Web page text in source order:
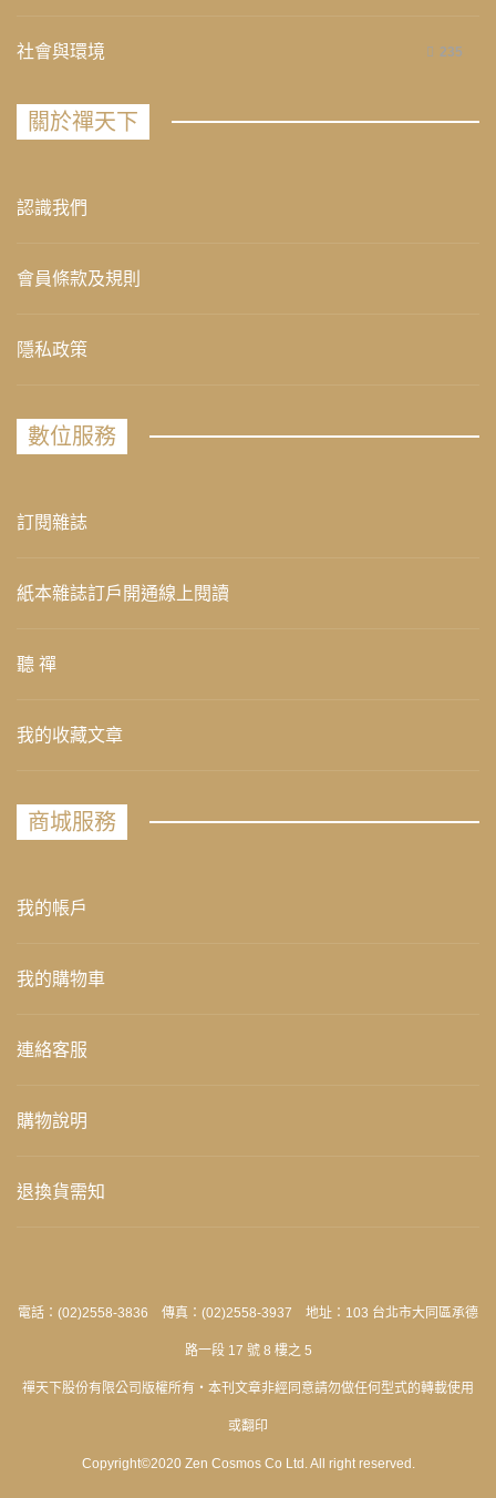
社會與環境 235
關於禪天下
認識我們
會員條款及規則
隱私政策
數位服務
訂閱雜誌
紙本雜誌訂戶開通線上閱讀
聽 禪
我的收藏文章
商城服務
我的帳戶
我的購物車
連絡客服
購物說明
退換貨需知
電話：(02)2558-3836 傳真：(02)2558-3937 地址：103 台北市大同區承德
路一段 17 號 8 樓之 5
禪天下股份有限公司版權所有‧本刊文章非經同意請勿做任何型式的轉載使用
或翻印
Copyright©2020 Zen Cosmos Co Ltd. All right reserved.